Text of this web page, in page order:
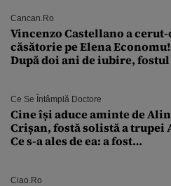
Cancan.ro
Vincenzo Castellano a
căsătorie pe Elena Economu!
După doi ani de iubire,
Ce Se Întâmplă Doctore
Cine își aduce aminte de
Crișan, fostă solistă a trupei
Ce s-a ales de ea: a fost
Ciao.ro